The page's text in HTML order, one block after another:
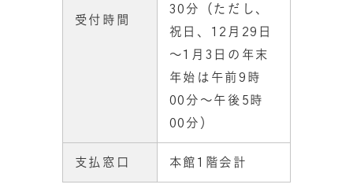
受付時間
30分（ただし、
祝日、12月29日
～1月3日の年末
年始は午前9時
00分～午後5時
00分）
支払窓口 本館1階会計